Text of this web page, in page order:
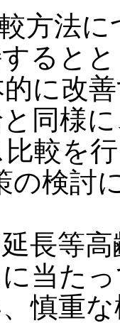
法に
ると
に改
同様
較を
の検討
長等高
当た
慎重